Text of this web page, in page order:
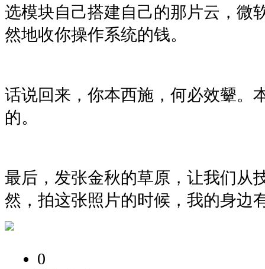
选模块自己搭建自己的那片云，微
然地收你操作系统的钱。
话说回来，你本西施，何必效颦。
的。
最后，发张金秋的草原，让我们从
然，拍这张照片的时候，我的身边
0